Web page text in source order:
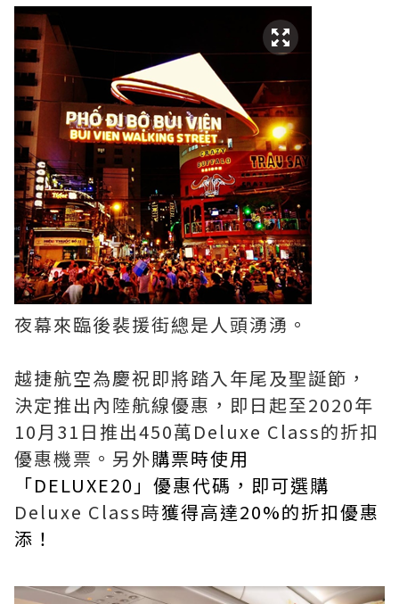
夜幕來臨後裴援街總是人頭湧湧。
越捷航空為慶祝即將踏入年尾及聖誕節，
決定推出內陸航線優惠，即日起至2020年
10月31日推出450萬Deluxe Class的折扣
優惠機票。另外購票時使用
「DELUXE20」優惠代碼，即可選購
Deluxe Class時獲得高達20%的折扣優惠
添！